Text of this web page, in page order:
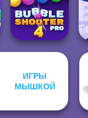
Bubble Shooter
Pro 4
ИГРЫ
МЫШКОЙ